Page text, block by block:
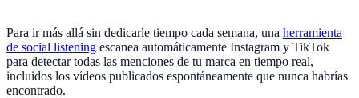
Para ir más allá sin dedicarle tiempo cada semana, una herramienta
de social listening escanea automáticamente Instagram y TikTok
para detectar todas las menciones de tu marca en tiempo real,
incluidos los vídeos publicados espontáneamente que nunca habrías
encontrado.